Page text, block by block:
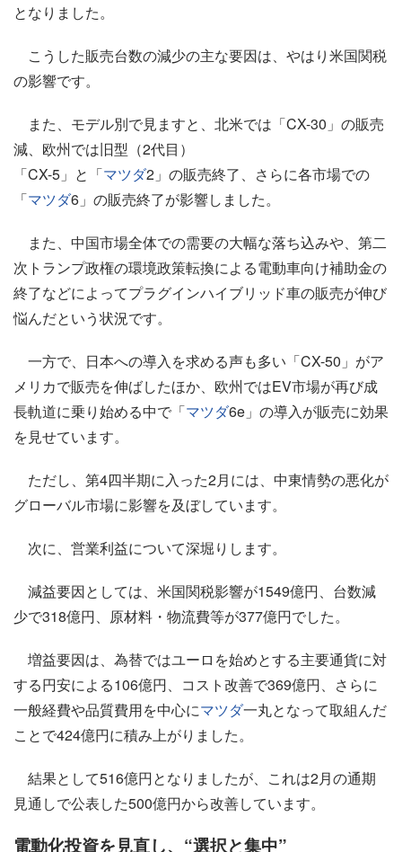
となりました。
こうした販売台数の減少の主な要因は、やはり米国関税
の影響です。
また、モデル別で見ますと、北米では「CX-30」の販売
減、欧州では旧型（2代目）
「CX-5」と「マツダ2」の販売終了、さらに各市場での
「マツダ6」の販売終了が影響しました。
また、中国市場全体での需要の大幅な落ち込みや、第二
次トランプ政権の環境政策転換による電動車向け補助金の
終了などによってプラグインハイブリッド車の販売が伸び
悩んだという状況です。
一方で、日本への導入を求める声も多い「CX-50」がア
メリカで販売を伸ばしたほか、欧州ではEV市場が再び成
長軌道に乗り始める中で「マツダ6e」の導入が販売に効果
を見せています。
ただし、第4四半期に入った2月には、中東情勢の悪化が
グローバル市場に影響を及ぼしています。
次に、営業利益について深堀りします。
減益要因としては、米国関税影響が1549億円、台数減
少で318億円、原材料・物流費等が377億円でした。
増益要因は、為替ではユーロを始めとする主要通貨に対
する円安による106億円、コスト改善で369億円、さらに
一般経費や品質費用を中心にマツダ一丸となって取組んだ
ことで424億円に積み上がりました。
結果として516億円となりましたが、これは2月の通期
見通しで公表した500億円から改善しています。
電動化投資を見直し、“選択と集中”